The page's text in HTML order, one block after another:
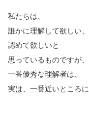
私たちは、
誰かに理解して欲しい、
認めて欲しいと
思っているものですが、
一番優秀な理解者は、
実は、一番近いところに